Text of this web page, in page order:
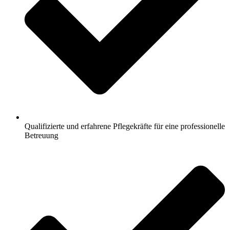
Qualifizierte und erfahrene Pflegekräfte für eine professionelle
Betreuung